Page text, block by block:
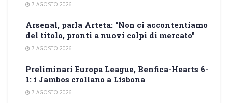
7 AGOSTO 2026
Arsenal, parla Arteta: “Non ci accontentiamo
del titolo, pronti a nuovi colpi di mercato”
7 AGOSTO 2026
Preliminari Europa League, Benfica-Hearts 6-
1: i Jambos crollano a Lisbona
7 AGOSTO 2026